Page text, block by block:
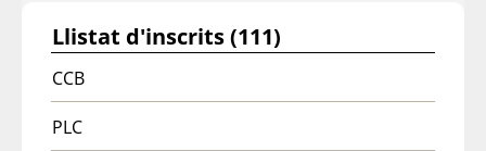
Llistat d'inscrits (111)
CCB
PLC